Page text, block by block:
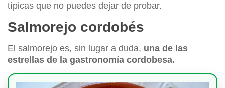
típicas que no puedes dejar de probar.
Salmorejo cordobés
El salmorejo es, sin lugar a duda, una de las
estrellas de la gastronomía cordobesa.